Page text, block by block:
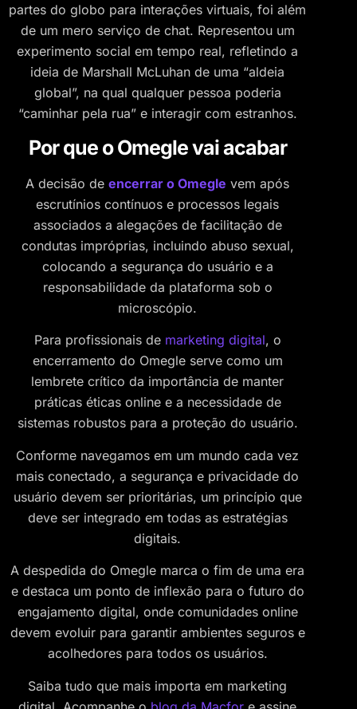
partes do globo para interações virtuais, foi além
de um mero serviço de chat. Representou um
experimento social em tempo real, refletindo a
ideia de Marshall McLuhan de uma “aldeia
global”, na qual qualquer pessoa poderia
“caminhar pela rua” e interagir com estranhos.
Por que o Omegle vai acabar
A decisão de encerrar o Omegle vem após
escrutínios contínuos e processos legais
associados a alegações de facilitação de
condutas impróprias, incluindo abuso sexual,
colocando a segurança do usuário e a
responsabilidade da plataforma sob o
microscópio.
Para profissionais de marketing digital, o
encerramento do Omegle serve como um
lembrete crítico da importância de manter
práticas éticas online e a necessidade de
sistemas robustos para a proteção do usuário.
Conforme navegamos em um mundo cada vez
mais conectado, a segurança e privacidade do
usuário devem ser prioritárias, um princípio que
deve ser integrado em todas as estratégias
digitais.
A despedida do Omegle marca o fim de uma era
e destaca um ponto de inflexão para o futuro do
engajamento digital, onde comunidades online
devem evoluir para garantir ambientes seguros e
acolhedores para todos os usuários.
Saiba tudo que mais importa em marketing